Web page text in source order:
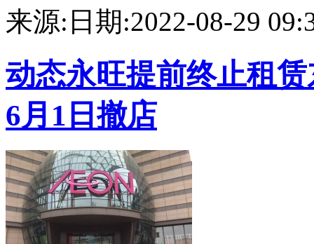
来源: 日期:2022-08-29
动态永旺提前终止租
6月1日撤店